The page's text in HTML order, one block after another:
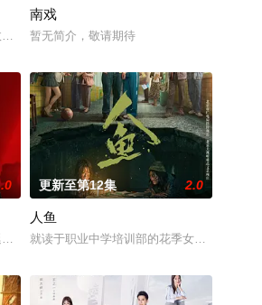
而卷入虎云国内乱的漩涡，身陷重重危机，而
支持下，通过摸排、勘查等传统刑侦手段，接
——用一场精心策划的“夏令营”完成复仇的受害
南戏
暂无简介，敬请期待
，大平王朝有史以来个以女子进士科三元及第
更新至第12集 2.0
人鱼
就读于职业中学培训部的花季女生苏琳（黄